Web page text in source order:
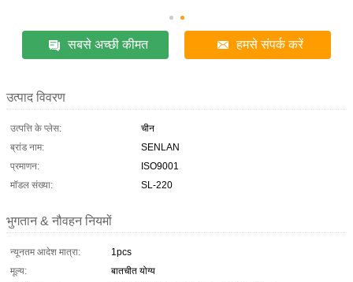
सबसे अच्छी कीमत हमसे संपर्क करें
उत्पाद विवरण
उत्पत्ति के प्लेस:
चीन
ब्रांड नाम:
SENLAN
प्रमाणन:
ISO9001
मॉडल संख्या:
SL-220
भुगतान & नौवहन नियमों
न्यूनतम आदेश मात्रा:
1pcs
मूल्य:
बातचीत योग्य